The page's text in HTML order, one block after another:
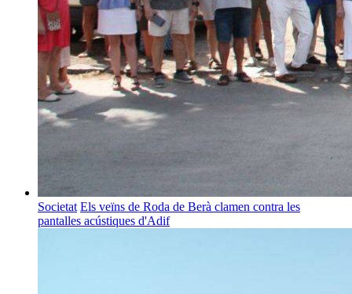
Societat Els veïns de Roda de Berà clamen contra les
pantalles acústiques d'Adif